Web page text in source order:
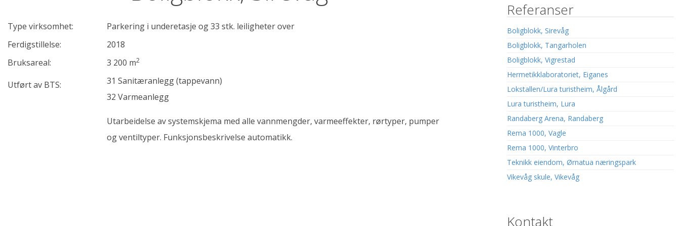
Type virksomhet:
Parkering i underetasje og 33 stk. leiligheter over
Ferdigstillelse:
2018
Bruksareal:
3 200 m2
Utført av BTS:
31 Sanitæranlegg (tappevann)
32 Varmeanlegg
Utarbeidelse av systemskjema med alle vannmengder, varmeeffekter, rørtyper, pumper
og ventiltyper. Funksjonsbeskrivelse automatikk.
Referanser
Boligblokk, Sirevåg
Boligblokk, Tangarholen
Boligblokk, Vigrestad
Hermetikklaboratoriet, Eiganes
Lokstallen/Lura turistheim, Ålgård
Lura turistheim, Lura
Randaberg Arena, Randaberg
Rema 1000, Vagle
Rema 1000, Vinterbro
Teknikk eiendom, Ørnatua næringspark
Vikevåg skule, Vikevåg
Kontakt